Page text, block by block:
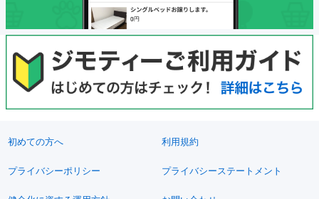
初めての方へ 利用規約
プライバシーポリシー プライバシーステートメント